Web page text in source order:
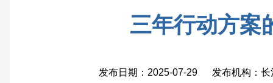
三年行动方案
发布日期：2025-07-29 发布机构：长